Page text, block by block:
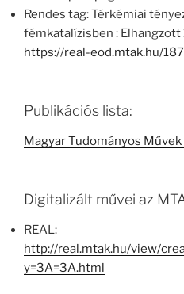
Rendes tag: Térkémiai
fémkatalízisben :
https://real-eod.mtak.hu/
Publikációs lista:
Magyar Tudományos Művek
Digitalizált művei az
REAL:
http://real.mtak.hu/view/
y=3A=3A.html